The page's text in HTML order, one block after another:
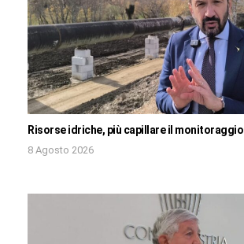
Risorse idriche, più capillare il monitoraggio
8 Agosto 2026